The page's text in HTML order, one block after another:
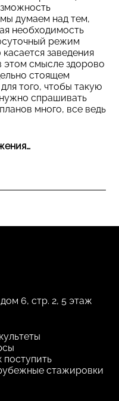
думаем над тем,
необходимость
режим
заведения
смысле здорово
стоящем
того, чтобы такую
спрашивать
много, все ведь
6, стр. 2, 5 этаж
поступить
стажировки